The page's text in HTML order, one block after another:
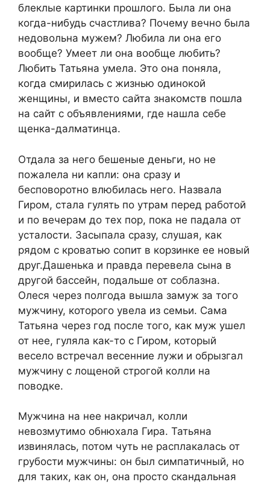
блеклые картинки прошлого. Была ли она
когда-нибудь счастлива? Почему вечно была
недовольна мужем? Любила ли она его
вообще? Умеет ли она вообще любить?
Любить Татьяна умела. Это она поняла,
когда смирилась с жизнью одинокой
женщины, и вместо сайта знакомств пошла
на сайт с объявлениями, где нашла себе
щенка-далматинца.
Отдала за него бешеные деньги, но не
пожалела ни капли: она сразу и
бесповоротно влюбилась него. Назвала
Гиром, стала гулять по утрам перед работой
и по вечерам до тех пор, пока не падала от
усталости. Засыпала сразу, слушая, как
рядом с кроватью сопит в корзинке ее новый
друг.Дашенька и правда перевела сына в
другой бассейн, подальше от соблазна.
Олеся через полгода вышла замуж за того
мужчину, которого увела из семьи. Сама
Татьяна через год после того, как муж ушел
от нее, гуляла как-то с Гиром, который
весело встречал весенние лужи и обрызгал
мужчину с лощеной строгой колли на
поводке.
Мужчина на нее накричал, колли
невозмутимо обнюхала Гира. Татьяна
извинялась, потом чуть не расплакалась от
грубости мужчины: он был симпатичный, но
для таких, как он, она просто скандальная